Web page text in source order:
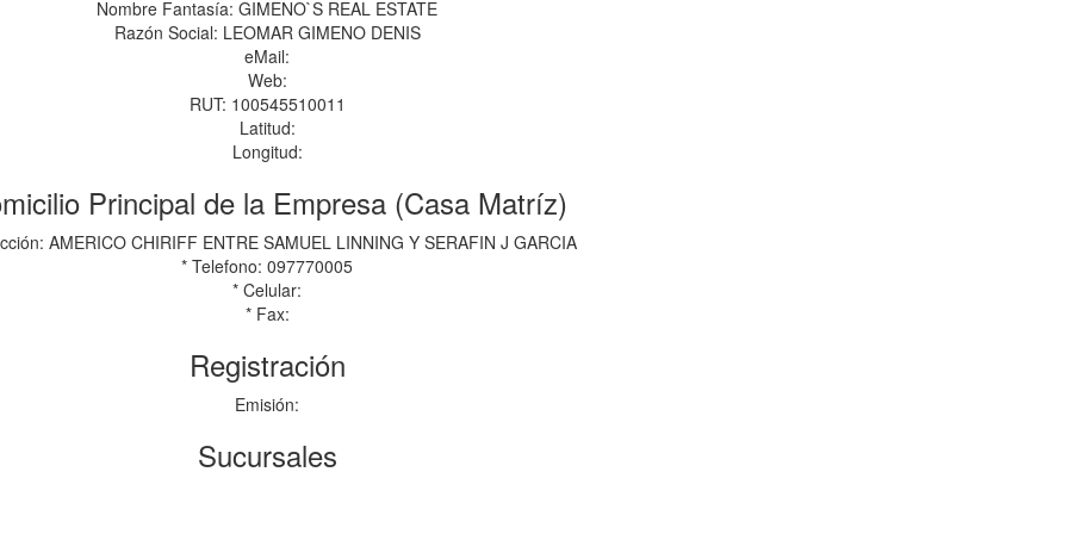
Nombre Fantasía: GIMENO`S REAL ESTATE
Razón Social: LEOMAR GIMENO DENIS
eMail:
Web:
RUT: 100545510011
Latitud:
Longitud:
Principal de la Empresa (Casa Matríz)
AMERICO CHIRIFF ENTRE SAMUEL LINNING Y SERAFIN J GARCIA
* Telefono: 097770005
* Celular:
* Fax:
Registración
Emisión:
Sucursales